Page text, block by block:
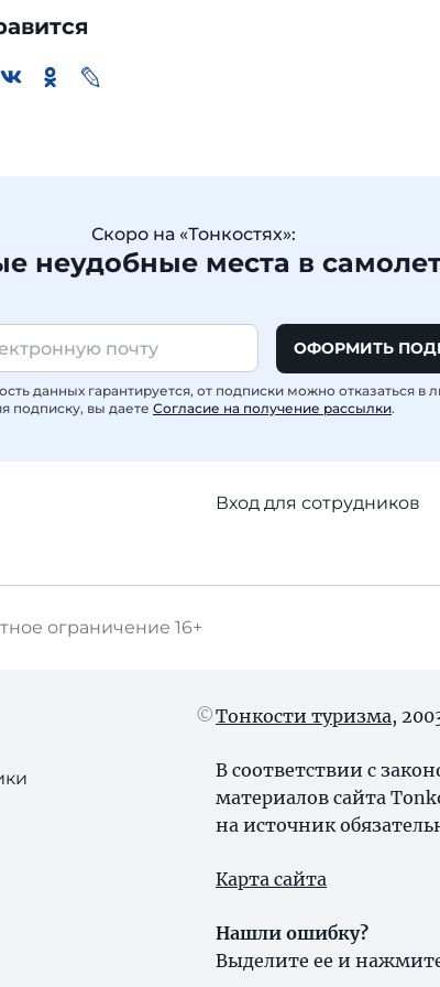
Скоро на «Тонкостях»:
неудобные места в
ОФОРМИТЬ
данных гарантируется, от подписки можно отказаться в
подписку, вы даете Согласие на получение рассылки.
Вход для сотрудников
ограничение 16+
Тонкости туризма,
В соответствии с
материалов сайта
на источник
Карта сайта
Нашли ошибку?
Выделите ее и